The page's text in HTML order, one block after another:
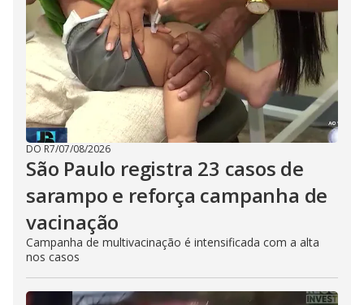
DO R7/07/08/2026
São Paulo registra 23 casos de
sarampo e reforça campanha de
vacinação
Campanha de multivacinação é intensificada com a alta
nos casos